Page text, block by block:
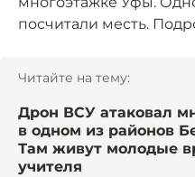
посчитали месть.
Читайте на тему:
Дрон ВСУ атаковал
в одном из районов
Там живут молодые
учителя